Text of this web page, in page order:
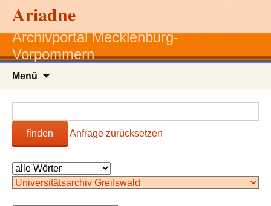
Ariadne
Archivportal Mecklenburg-
Vorpommern
Menü
finden Anfrage zurücksetzen